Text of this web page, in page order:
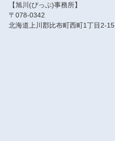
【旭川(ぴっぷ)事務所】
〒078-0342
北海道上川郡比布町西町1丁目2-15